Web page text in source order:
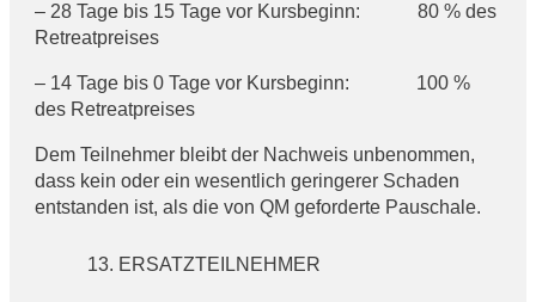
– 28 Tage bis 15 Tage vor Kursbeginn: 80 % des
Retreatpreises
– 14 Tage bis 0 Tage vor Kursbeginn: 100 %
des Retreatpreises
Dem Teilnehmer bleibt der Nachweis unbenommen,
dass kein oder ein wesentlich geringerer Schaden
entstanden ist, als die von QM geforderte Pauschale.
ERSATZTEILNEHMER